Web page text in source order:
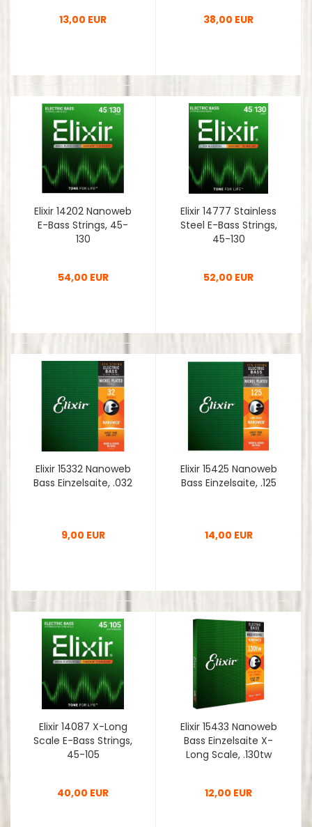
13,00 EUR 38,00 EUR
Elixir 14202 Nanoweb
E-Bass Strings, 45-
130
54,00 EUR
Elixir 14777 Stainless
Steel E-Bass Strings,
45-130
52,00 EUR
Elixir 15332 Nanoweb
Bass Einzelsaite, .032
9,00 EUR
Elixir 15425 Nanoweb
Bass Einzelsaite, .125
14,00 EUR
Elixir 14087 X-Long
Scale E-Bass Strings,
45-105
40,00 EUR
Elixir 15433 Nanoweb
Bass Einzelsaite X-
Long Scale, .130tw
12,00 EUR